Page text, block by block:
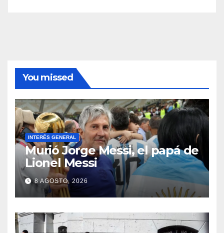
You missed
INTERÉS GENERAL
Murió Jorge Messi, el papá de
Lionel Messi
8 AGOSTO, 2026